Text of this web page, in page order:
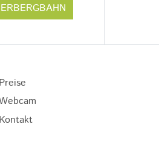
Preise
Kontakt